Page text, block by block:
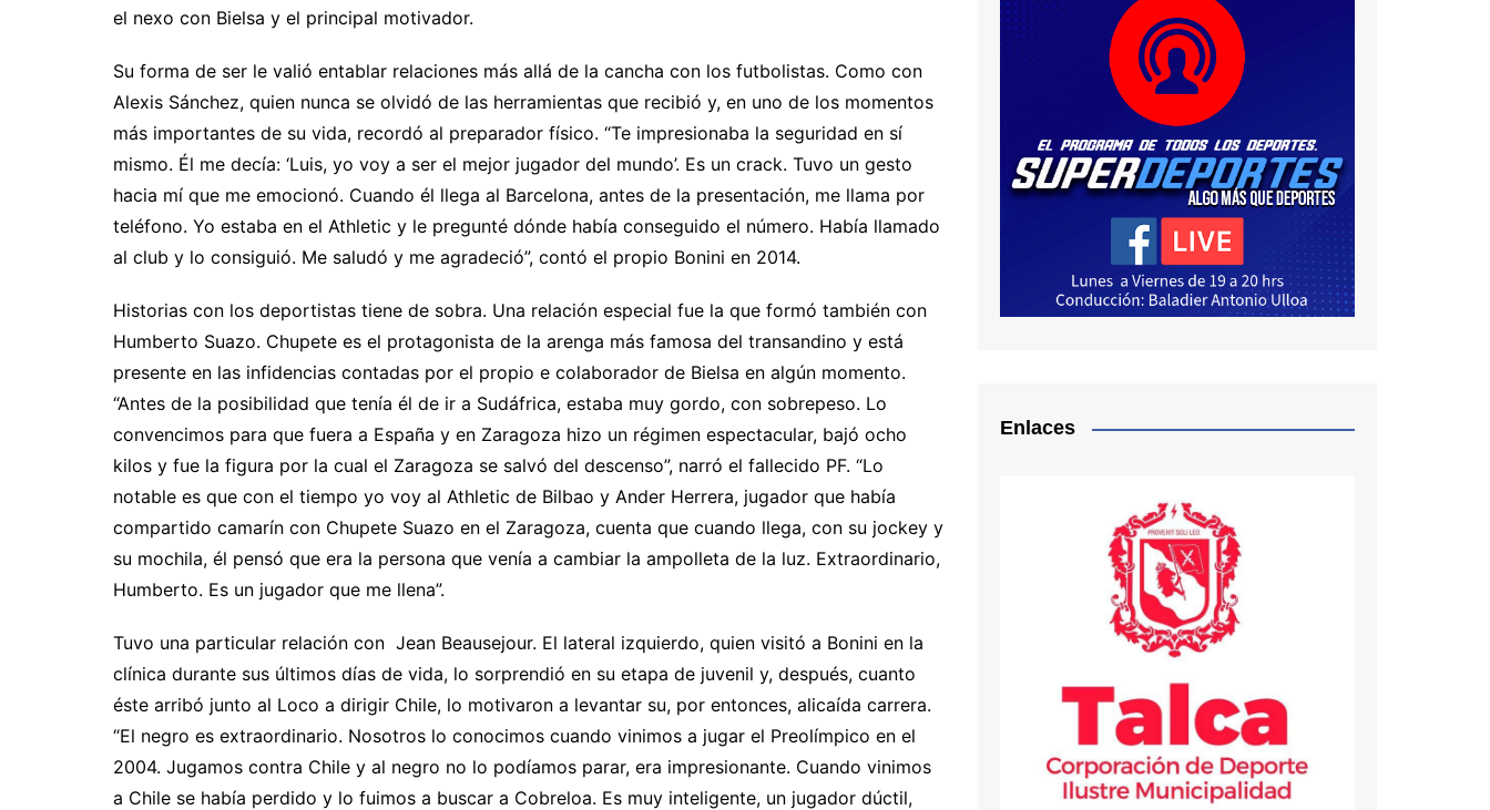
el nexo con Bielsa y el principal motivador.
Su forma de ser le valió entablar relaciones más allá de la cancha con los futbolistas. Como con
Alexis Sánchez, quien nunca se olvidó de las herramientas que recibió y, en uno de los momentos
más importantes de su vida, recordó al preparador físico. “Te impresionaba la seguridad en sí
mismo. Él me decía: ‘Luis, yo voy a ser el mejor jugador del mundo’. Es un crack. Tuvo un gesto
hacia mí que me emocionó. Cuando él llega al Barcelona, antes de la presentación, me llama por
teléfono. Yo estaba en el Athletic y le pregunté dónde había conseguido el número. Había llamado
al club y lo consiguió. Me saludó y me agradeció”, contó el propio Bonini en 2014.
Historias con los deportistas tiene de sobra. Una relación especial fue la que formó también con
Humberto Suazo. Chupete es el protagonista de la arenga más famosa del transandino y está
presente en las infidencias contadas por el propio e colaborador de Bielsa en algún momento.
“Antes de la posibilidad que tenía él de ir a Sudáfrica, estaba muy gordo, con sobrepeso. Lo
convencimos para que fuera a España y en Zaragoza hizo un régimen espectacular, bajó ocho
kilos y fue la figura por la cual el Zaragoza se salvó del descenso”, narró el fallecido PF. “Lo
notable es que con el tiempo yo voy al Athletic de Bilbao y Ander Herrera, jugador que había
compartido camarín con Chupete Suazo en el Zaragoza, cuenta que cuando llega, con su jockey y
su mochila, él pensó que era la persona que venía a cambiar la ampolleta de la luz. Extraordinario,
Humberto. Es un jugador que me llena”.
Tuvo una particular relación con Jean Beausejour. El lateral izquierdo, quien visitó a Bonini en la
clínica durante sus últimos días de vida, lo sorprendió en su etapa de juvenil y, después, cuanto
éste arribó junto al Loco a dirigir Chile, lo motivaron a levantar su, por entonces, alicaída carrera.
“El negro es extraordinario. Nosotros lo conocimos cuando vinimos a jugar el Preolímpico en el
2004. Jugamos contra Chile y al negro no lo podíamos parar, era impresionante. Cuando vinimos
a Chile se había perdido y lo fuimos a buscar a Cobreloa. Es muy inteligente, un jugador dúctil,
Enlaces